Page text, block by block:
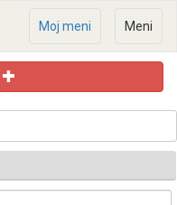
Meni
Moj meni